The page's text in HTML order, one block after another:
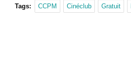
Tags: CCPM Cinéclub Gratuit